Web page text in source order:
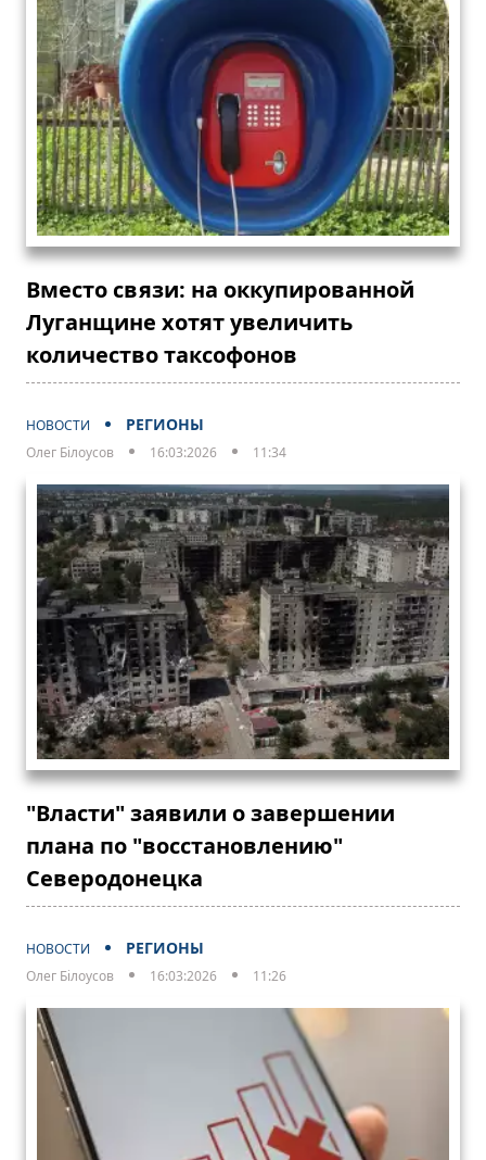
Вместо связи: на оккупированной
Луганщине хотят увеличить
количество таксофонов
НОВОСТИ РЕГИОНЫ
Олег Білоусов 16:03:2026 11:34
"Власти" заявили о завершении
плана по "восстановлению"
Северодонецка
НОВОСТИ РЕГИОНЫ
Олег Білоусов 16:03:2026 11:26